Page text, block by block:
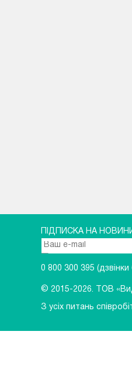
ПІДПИСКА НА
0 800 300 395
© 2015-2026. ТОВ
З усіх питань